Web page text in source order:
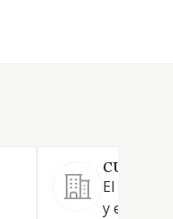
CUINA
El propio
y en